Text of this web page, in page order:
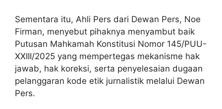
Sementara itu, Ahli Pers dari Dewan Pers, Noe
Firman, menyebut pihaknya menyambut baik
Putusan Mahkamah Konstitusi Nomor 145/PUU-
XXIII/2025 yang mempertegas mekanisme hak
jawab, hak koreksi, serta penyelesaian dugaan
pelanggaran kode etik jurnalistik melalui Dewan
Pers.